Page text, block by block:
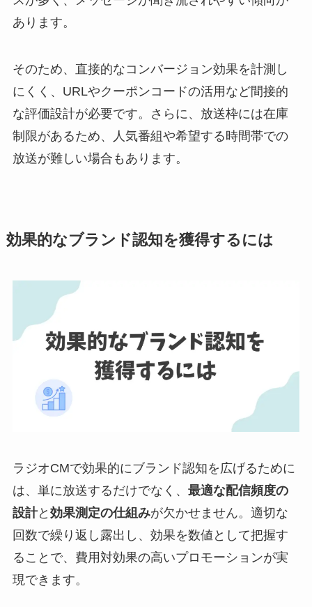
あります。
そのため、直接的なコンバージョン効果を計測し
にくく、URLやクーポンコードの活用など間接的
な評価設計が必要です。さらに、放送枠には在庫
制限があるため、人気番組や希望する時間帯での
放送が難しい場合もあります。
効果的なブランド認知を獲得するには
ラジオCMで効果的にブランド認知を広げるために
は、単に放送するだけでなく、 最適な配信頻度の
設計と 効果測定の仕組みが欠かせません。適切な
回数で繰り返し露出し、効果を数値として把握す
ることで、費用対効果の高いプロモーションが実
現できます。